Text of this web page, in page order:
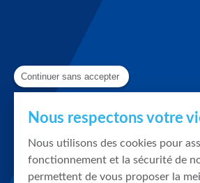
Continuer sans accepter
Nous respectons votre
Nous utilisons des cookies pour
fonctionnement et la sécurité de
permettent de vous proposer la